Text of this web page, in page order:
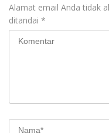
Alamat email Anda tidak
ditandai *